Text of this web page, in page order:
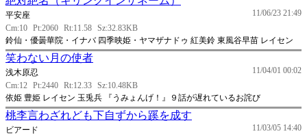
11/06/23 21:49
平安座
Cm:10 Pt:2060 Rt:11.58 Sz:32.83KB
鈴仙・優曇華院・イナバ 四季映姫・ヤマザナドゥ 紅美鈴 東風谷早苗 レイセン
笑わない月の使者
11/04/01 00:02
浅木原忍
Cm:12 Pt:2440 Rt:12.33 Sz:10.48KB
依姫 豊姫 レイセン 玉兎兵 『うみょんげ！』９話が遅れているお詫び
桃李言わざれども下自ずから蹊を成す
11/03/05 14:40
ビアード